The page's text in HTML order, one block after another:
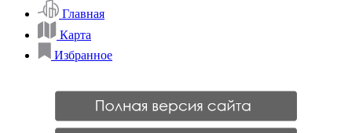
Главная
Карта
Избранное